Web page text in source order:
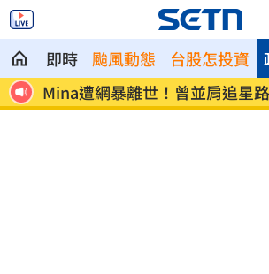
即時 颱風動態 台股怎投資
Mina遭網暴離世！曾並肩追星
舉